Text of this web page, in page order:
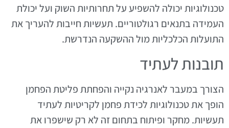
טכנולוגיות יכולה להשפיע על תחרותיות השוק ועל יכולת
העמידה בתנאים רגולטוריים. תעשיות חייבות להעריך את
התועלות הכלכליות מול ההשקעה הנדרשת.
תובנות לעתיד
הצורך במעבר לאנרגיה נקייה והפחתת פליטת הפחמן
הופך את טכנולוגיות לכידת פחמן לקריטיות לעתיד
תעשיות. מחקר ופיתוח בתחום זה לא רק שישפרו את